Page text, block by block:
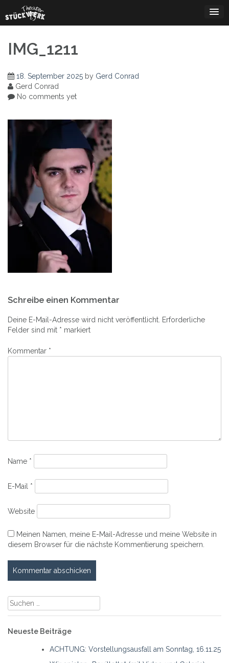
to
content
IMG_1211
18. September 2025 by Gerd Conrad
Gerd Conrad
No comments yet
Navigation
Schreibe einen Kommentar
Deine E-Mail-Adresse wird nicht veröffentlicht. Erforderliche
Felder sind mit * markiert
Kommentar *
Name *
E-Mail *
Website
Meinen Namen, meine E-Mail-Adresse und meine Website in
diesem Browser für die nächste Kommentierung speichern.
Suche
nach:
Neueste Beiträge
ACHTUNG: Vorstellungsausfall am Sonntag, 16.11.25